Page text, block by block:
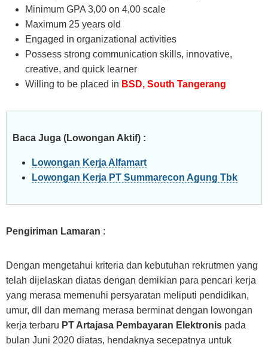
Minimum GPA 3,00 on 4,00 scale
Maximum 25 years old
Engaged in organizational activities
Possess strong communication skills, innovative,
creative, and quick learner
Willing to be placed in BSD, South Tangerang
Baca Juga (Lowongan Aktif) :
Lowongan Kerja Alfamart
Lowongan Kerja PT Summarecon Agung Tbk
Pengiriman Lamaran :
Dengan mengetahui kriteria dan kebutuhan rekrutmen yang
telah dijelaskan diatas dengan demikian para pencari kerja
yang merasa memenuhi persyaratan meliputi pendidikan,
umur, dll dan memang merasa berminat dengan lowongan
kerja terbaru PT Artajasa Pembayaran Elektronis pada
bulan Juni 2020 diatas, hendaknya secepatnya untuk